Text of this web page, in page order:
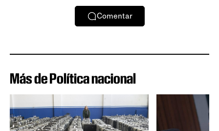
Comentar
Más de Política nacional